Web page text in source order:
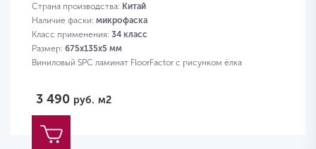
Страна производства: Китай
Наличие фаски: микрофаска
Класс применения: 34 класс
Размер: 675х135х5 мм
Виниловый SPC ламинат FloorFactor с рисунком ёлка
3 490 руб. м2